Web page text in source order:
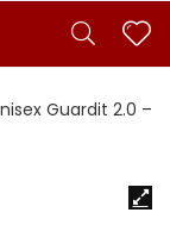
Guardit 2.0 –